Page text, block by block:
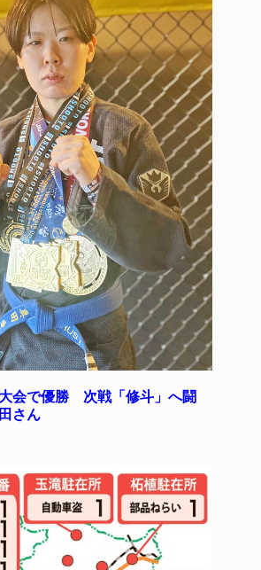
会で優勝 次戦「修斗」へ闘
さん